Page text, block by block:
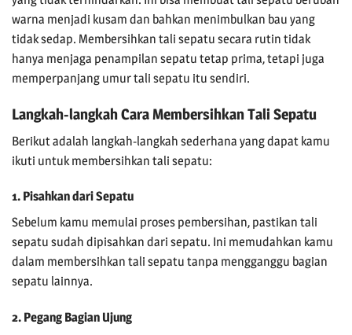
warna menjadi kusam dan bahkan menimbulkan bau yang
tidak sedap. Membersihkan tali sepatu secara rutin tidak
hanya menjaga penampilan sepatu tetap prima, tetapi juga
memperpanjang umur tali sepatu itu sendiri.
Langkah-langkah Cara Membersihkan Tali Sepatu
Berikut adalah langkah-langkah sederhana yang dapat kamu
ikuti untuk membersihkan tali sepatu:
1. Pisahkan dari Sepatu
Sebelum kamu memulai proses pembersihan, pastikan tali
sepatu sudah dipisahkan dari sepatu. Ini memudahkan kamu
dalam membersihkan tali sepatu tanpa mengganggu bagian
sepatu lainnya.
2. Pegang Bagian Ujung